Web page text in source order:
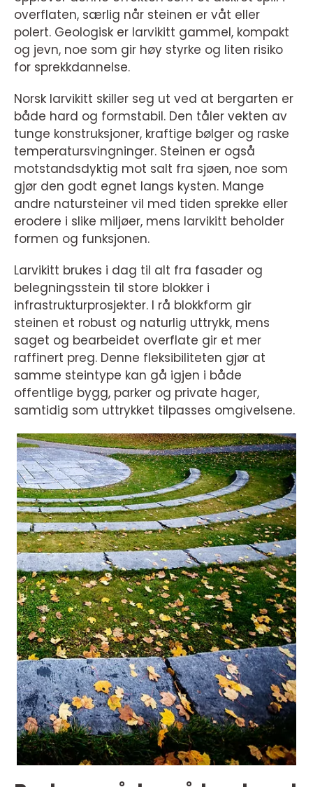
overflaten, særlig når steinen er våt eller
polert. Geologisk er larvikitt gammel, kompakt
og jevn, noe som gir høy styrke og liten risiko
for sprekkdannelse.
Norsk larvikitt skiller seg ut ved at bergarten er
både hard og formstabil. Den tåler vekten av
tunge konstruksjoner, kraftige bølger og raske
temperatursvingninger. Steinen er også
motstandsdyktig mot salt fra sjøen, noe som
gjør den godt egnet langs kysten. Mange
andre natursteiner vil med tiden sprekke eller
erodere i slike miljøer, mens larvikitt beholder
formen og funksjonen.
Larvikitt brukes i dag til alt fra fasader og
belegningsstein til store blokker i
infrastrukturprosjekter. I rå blokkform gir
steinen et robust og naturlig uttrykk, mens
saget og bearbeidet overflate gir et mer
raffinert preg. Denne fleksibiliteten gjør at
samme steintype kan gå igjen i både
offentlige bygg, parker og private hager,
samtidig som uttrykket tilpasses omgivelsene.